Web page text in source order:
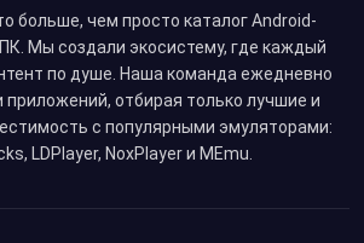
больше, чем просто каталог Android-
Мы создали экосистему, где каждый
по душе. Наша команда ежедневно
приложений, отбирая только лучшие и
с популярными эмуляторами:
LDPlayer, NoxPlayer и MEmu.